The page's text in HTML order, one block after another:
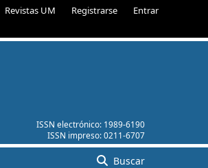
Revistas UM Registrarse Entrar
ISSN electrónico: 1989-6190
ISSN impreso:0211-6707
Buscar